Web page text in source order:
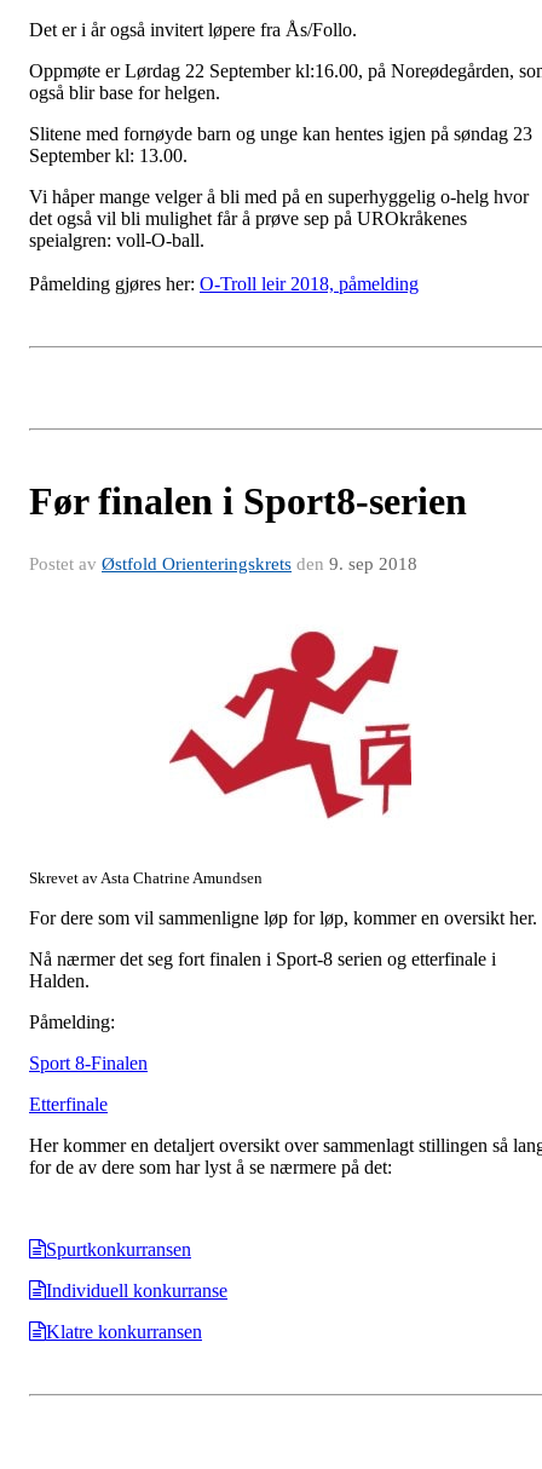
Det er i år også invitert løpere fra Ås/Follo.
Oppmøte er Lørdag 22 September kl:16.00, på Noreødegården,
også blir base for helgen.
Slitene med fornøyde barn og unge kan hentes igjen på søndag 23
September kl: 13.00.
Vi håper mange velger å bli med på en superhyggelig o-helg hvor
det også vil bli mulighet får å prøve sep på UROkråkenes
speialgren: voll-O-ball.
Påmelding gjøres her: O-Troll leir 2018, påmelding
Før finalen i Sport8-serien
Postet av Østfold Orienteringskrets den 9. sep 2018
Skrevet av Asta Chatrine Amundsen
For dere som vil sammenligne løp for løp, kommer en oversikt her.
Nå nærmer det seg fort finalen i Sport-8 serien og etterfinale i
Halden.
Påmelding:
Sport 8-Finalen
Etterfinale
Her kommer en detaljert oversikt over sammenlagt stillingen så
for de av dere som har lyst å se nærmere på det:
Spurtkonkurransen
Individuell konkurranse
Klatre konkurransen